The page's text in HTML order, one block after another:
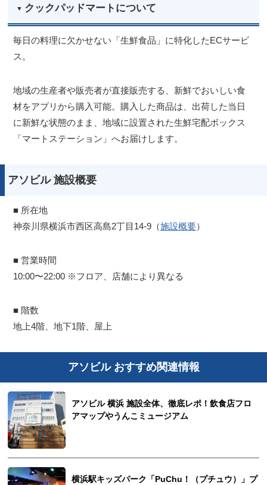
クックパッドマートについて
毎日の料理に欠かせない「生鮮食品」に特化したECサービ
ス。
地域の生産者や販売者が直接販売する、新鮮でおいしい食
材をアプリから購入可能。購入した商品は、出荷した当日
に新鮮な状態のまま、地域に設置された生鮮宅配ボックス
「マートステーション」へお届けします。
アソビル 施設概要
■ 所在地
神奈川県横浜市西区高島2丁目14-9（施設概要）
■ 営業時間
10:00〜22:00 ※フロア、店舗により異なる
■ 階数
地上4階、地下1階、屋上
アソビル おすすめ関連情報
アソビル 横浜 施設全体、徹底レポ！飲食店フロ
アマップやうんこミュージアム
横浜駅キッズパーク「PuChu！（プチュウ）」プ